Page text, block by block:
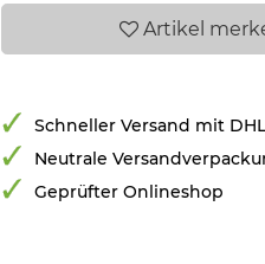
Artikel
Schneller Versand mit
Neutrale
Geprüfter Onlineshop